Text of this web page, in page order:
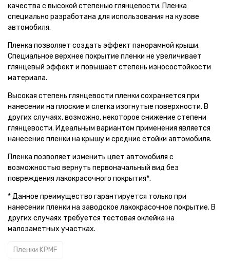
качества с высокой степенью глянцевости. Пленка
специально разработана для использования на кузове
автомобиля.
Пленка позволяет создать эффект панорамной крыши.
Специальное верхнее покрытие пленки не увеличивает
глянцевый эффект и повышает степень износостойкости
материала.
Высокая степень глянцевости пленки сохраняется при
нанесении на плоские и слегка изогнутые поверхности. В
других случаях, возможно, некоторое снижение степени
глянцевости. Идеальным вариантом применения является
нанесение пленки на крышу и средние стойки автомобиля.
Пленка позволяет изменить цвет автомобиля с
возможностью вернуть первоначальный вид без
повреждения лакокрасочного покрытия*.
* Данное преимущество гарантируется только при
нанесении пленки на заводское лакокрасочное покрытие. В
других случаях требуется тестовая оклейка на
малозаметных участках.
Пленки KPMF